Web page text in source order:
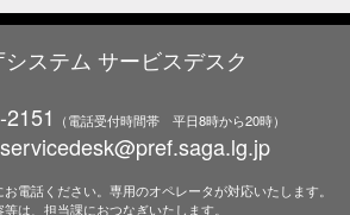
ステム サービスデスク
（電話受付時間帯 平日8時から20時）
servicedesk@pref.saga.lg.jp
電話ください。専用のオペレータが対応いたします。
は、担当課におつなぎいたします。